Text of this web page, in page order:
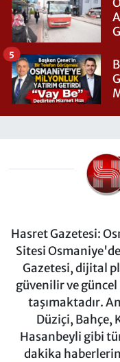
5
Hasret Gazetesi:
Sitesi
Gazetesi, dijital
güvenilir ve
taşımaktadır.
Düziçi, Bahçe,
Hasanbeyli gibi
dakika